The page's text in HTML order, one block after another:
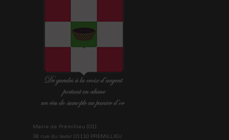
Mairie de Prémillieu (01)
38 rue du lavoir 01110 PREMILLIEU